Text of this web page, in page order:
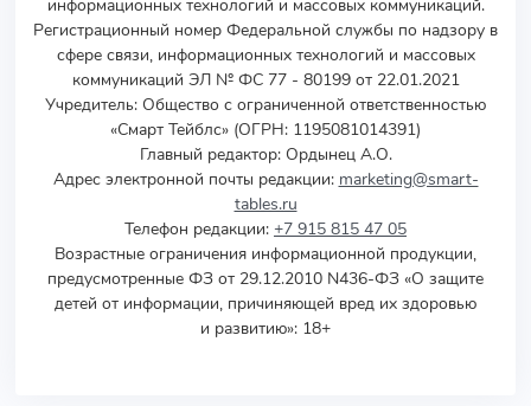
информационных технологий и массовых коммуникаций.
Регистрационный номер Федеральной службы по надзору в
сфере связи, информационных технологий и массовых
коммуникаций ЭЛ № ФС 77 - 80199 от 22.01.2021
Учредитель: Общество с ограниченной ответственностью
«Смарт Тейблс» (ОГРН: 1195081014391)
Главный редактор: Ордынец А.О.
Адрес электронной почты редакции: marketing@smart-
tables.ru
Телефон редакции: +7 915 815 47 05
Возрастные ограничения информационной продукции,
предусмотренные ФЗ от 29.12.2010 N436-ФЗ «О защите
детей от информации, причиняющей вред их здоровью
и развитию»: 18+